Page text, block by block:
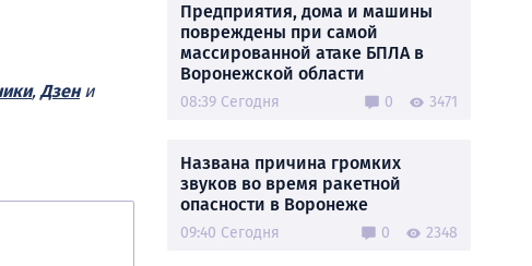
, Дзени
Предприятия, дома и машины
повреждены при самой
массированной атаке БПЛА в
Воронежской области
08:39 Сегодня 0 3471
Названа причина громких
звуков во время ракетной
опасности в Воронеже
09:40 Сегодня 0 2348